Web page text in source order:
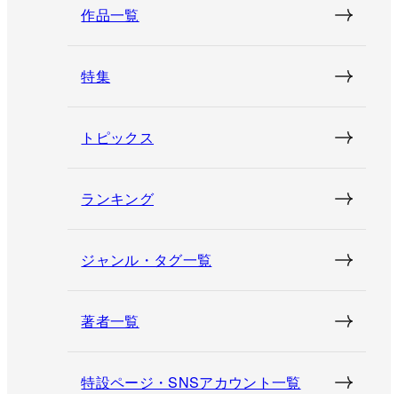
作品一覧
特集
トピックス
ランキング
ジャンル・タグ一覧
著者一覧
特設ページ・SNSアカウント一覧